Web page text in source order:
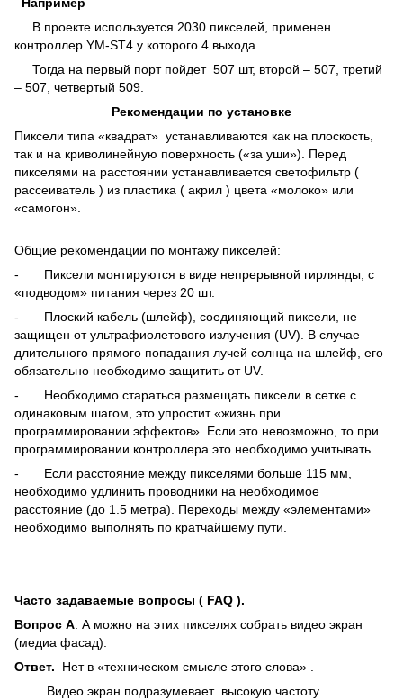
В проекте используется 2030 пикселей, применен
контроллер YM-ST4 у которого 4 выхода.
Тогда на первый порт пойдет 507 шт, второй – 507, третий
– 507, четвертый 509.
Рекомендации по установке
Пиксели типа «квадрат» устанавливаются как на плоскость,
так и на криволинейную поверхность («за уши»). Перед
пикселями на расстоянии устанавливается светофильтр (
рассеиватель ) из пластика ( акрил ) цвета «молоко» или
«самогон».
Общие рекомендации по монтажу пикселей:
- Пиксели монтируются в виде непрерывной гирлянды, с
«подводом» питания через 20 шт.
- Плоский кабель (шлейф), соединяющий пиксели, не
защищен от ультрафиолетового излучения (UV). В случае
длительного прямого попадания лучей солнца на шлейф, его
обязательно необходимо защитить от UV.
- Необходимо стараться размещать пиксели в сетке с
одинаковым шагом, это упростит «жизнь при
программировании эффектов». Если это невозможно, то при
программировании контроллера это необходимо учитывать.
- Если расстояние между пикселями больше 115 мм,
необходимо удлинить проводники на необходимое
расстояние (до 1.5 метра). Переходы между «элементами»
необходимо выполнять по кратчайшему пути.
Часто задаваемые вопросы ( FAQ ).
Вопрос A . А можно на этих пикселях собрать видео экран
(медиа фасад).
Ответ.
Нет в «техническом смысле этого слова» .
Видео экран подразумевает высокую частоту